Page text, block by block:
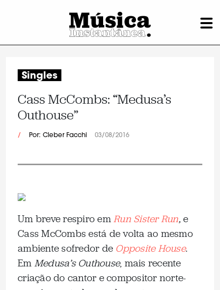
Singles
Cass McCombs: “Medusa’s
Outhouse”
/ Por: Cleber Facchi 03/08/2016
Um breve respiro emRun Sister Run,e
Cass McCombs está de volta ao mesmo
ambiente sofredor de Opposite House.
Em Medusa’s Outhouse, mais recente
criação do cantor e compositor norte-